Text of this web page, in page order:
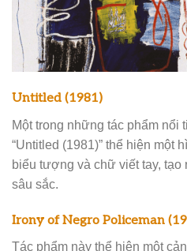
Untitled (1981)
Một trong những tác phẩm nổi
“Untitled (1981)” thể hiện một
biểu tượng và chữ viết tay, tạo
sâu sắc.
Irony of Negro Policeman
Tác phẩm này thể hiện một